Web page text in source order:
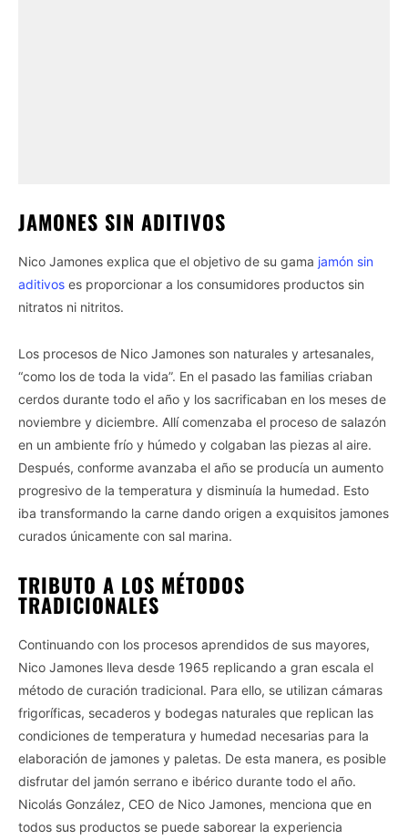
JAMONES SIN ADITIVOS
Nico Jamones explica que el objetivo de su gama jamón sin
aditivos es proporcionar a los consumidores productos sin
nitratos ni nitritos.
Los procesos de Nico Jamones son naturales y artesanales,
“como los de toda la vida”. En el pasado las familias criaban
cerdos durante todo el año y los sacrificaban en los meses de
noviembre y diciembre. Allí comenzaba el proceso de salazón
en un ambiente frío y húmedo y colgaban las piezas al aire.
Después, conforme avanzaba el año se producía un aumento
progresivo de la temperatura y disminuía la humedad. Esto
iba transformando la carne dando origen a exquisitos jamones
curados únicamente con sal marina.
TRIBUTO A LOS MÉTODOS
TRADICIONALES
Continuando con los procesos aprendidos de sus mayores,
Nico Jamones lleva desde 1965 replicando a gran escala el
método de curación tradicional. Para ello, se utilizan cámaras
frigoríficas, secaderos y bodegas naturales que replican las
condiciones de temperatura y humedad necesarias para la
elaboración de jamones y paletas. De esta manera, es posible
disfrutar del jamón serrano e ibérico durante todo el año.
Nicolás González, CEO de Nico Jamones, menciona que en
todos sus productos se puede saborear la experiencia